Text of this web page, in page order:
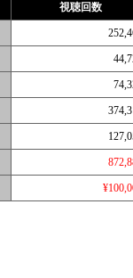
視聴回数